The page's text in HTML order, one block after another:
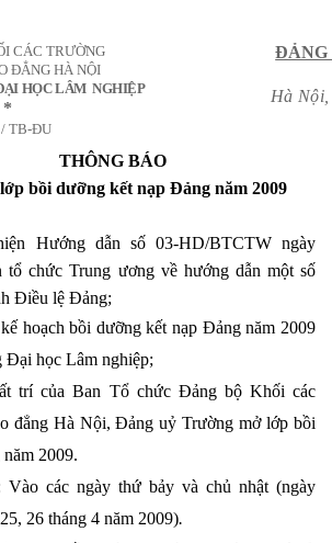
CÁC TRƯỜNG
ĐẲNG HÀ NỘI
HỌC LÂM NGHIỆP
*
TB-ĐU
ĐẢNG
Hà Nội,
THÔNG BÁO
bồi dưỡng kết nạp Đảng năm 2009
Hướng dẫn số 03-HD/BTCTW ngày
tổ chức Trung ương về hướng dẫn một số
Điều lệ Đảng;
hoạch bồi dưỡng kết nạp Đảng năm 2009
Đại học Lâm nghiệp;
trí của Ban Tổ chức Đảng bộ Khối các
đẳng Hà Nội, Đảng uỷ Trường mở lớp bồi
2009.
Vào các ngày thứ bảy và chủ nhật (ngày
26 tháng 4 năm 2009).